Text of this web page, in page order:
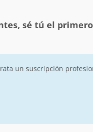
sé tú el
un suscripción